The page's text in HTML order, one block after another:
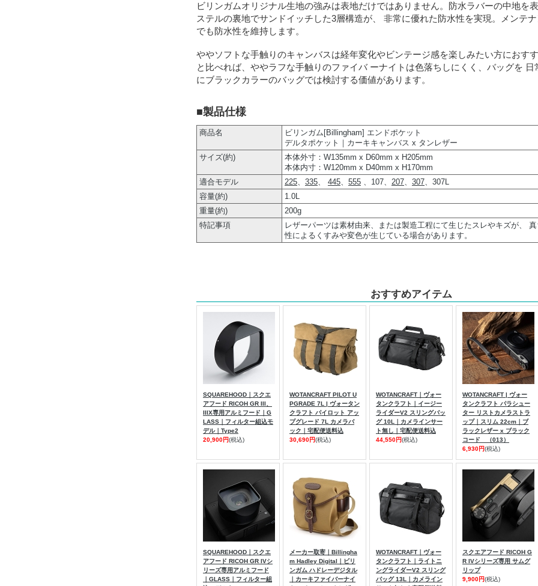
ビリンガムオリジナル生地の強みは表地だけではありません。防水ラバーの中地を
ステルの裏地でサンドイッチした3層構造が、 非常に優れた防水性を実現。メンテ
でも防水性を維持します。
ややソフトな手触りのキャンバスは経年変化やビンテージ感を楽しみたい方におす
と比べれば、ややラフな手触りのファイバ ーナイトは色落ちしにくく、バッグを
にブラックカラーのバッグでは検討する価値があります。
■製品仕様
商品名
ビリンガム[Billingham] エンドポケット
デルタポケット｜カーキキャンバス x タンレザー
サイズ(約)
本体外寸：W135mm x D60mm x H205mm
本体内寸：W120mm x D40mm x H170mm
適合モデル
225、 335、 445、 555 、107、 207、 307、307L
容量(約)
1.0L
重量(約)
200g
特記事項
レザーパーツは素材由来、または製造工程にて生じたスレやキズが、
性によるくすみや変色が生じている場合があります。
おすすめアイテム
SQUAREHOOD｜スクエ
アフード RICOH GR III、
IIIX専用アルミフード｜G
LASS｜フィルター組込モ
デル｜Type2
20,900円(税込)
WOTANCRAFT PILOT U
PGRADE 7L | ヴォータン
クラフト パイロット アッ
プグレード 7L カメラバ
ック｜宅配便送料込
30,690円(税込)
WOTANCRAFT｜ヴォー
タンクラフト｜イージー
ライダーV2 スリングバッ
グ 10L｜カメラインサー
ト無し｜宅配便送料込
44,550円(税込)
WOTANCRAFT | ヴォー
タンクラフト パラシュー
ター リストカメラストラ
ップ｜スリム 22cm｜ブ
ラックレザー x ブラック
コード （013）
6,930円(税込)
SQUAREHOOD｜スクエ
アフード RICOH GR IVシ
リーズ専用アルミフード
｜GLASS｜フィルター組
メーカー取寄｜Billingha
m Hadley Digital｜ビリ
ンガム ハドレーデジタル
｜カーキファイバーナイ
WOTANCRAFT｜ヴォー
タンクラフト｜ライトニ
ングライダーV2 スリング
バッグ 13L｜カメライン
スクエアフード RICOH G
R IVシリーズ専用 サムグ
リップ
9,900円(税込)